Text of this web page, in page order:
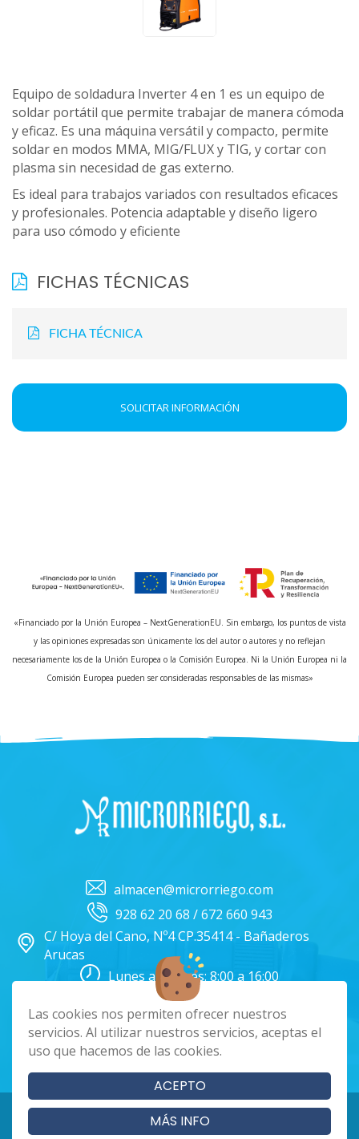
Las cookies nos permiten ofrecer nuestros
servicios. Al utilizar nuestros servicios, aceptas el
uso que hacemos de las cookies.
ACEPTO
MÁS INFO
Equipo de soldadura Inverter 4 en 1 es un equipo de
soldar portátil que permite trabajar de manera cómoda
y eficaz. Es una máquina versátil y compacto, permite
soldar en modos MMA, MIG/FLUX y TIG, y cortar con
plasma sin necesidad de gas externo.
Es ideal para trabajos variados con resultados eficaces
y profesionales. Potencia adaptable y diseño ligero
para uso cómodo y eficiente
FICHAS TÉCNICAS
FICHA TÉCNICA
SOLICITAR INFORMACIÓN
«Financiado por la Unión Europea – NextGenerationEU. Sin embargo, los puntos de vista
y las opiniones expresadas son únicamente los del autor o autores y no reflejan
necesariamente los de la Unión Europea o la Comisión Europea. Ni la Unión Europea ni la
Comisión Europea pueden ser consideradas responsables de las mismas»
almacen@microrriego.com
928 62 20 68 / 672 660 943
C/ Hoya del Cano, Nº4 CP.35414 - Bañaderos
Arucas
Lunes a Viernes: 8:00 a 16:00
Facebook
Cookies|Aviso Legal|Política de Privacidad
Términos y condiciones
Copyright 2024 - Microrriego SL. Todos los derechos reservados
Página realizada porWeb Las Palmas